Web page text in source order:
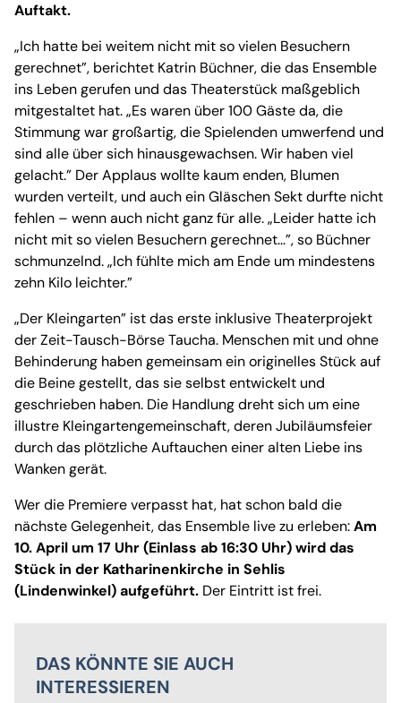
Auftakt.
„Ich hatte bei weitem nicht mit so vielen Besuchern
gerechnet”, berichtet Katrin Büchner, die das Ensemble
ins Leben gerufen und das Theaterstück maßgeblich
mitgestaltet hat. „Es waren über 100 Gäste da, die
Stimmung war großartig, die Spielenden umwerfend und
sind alle über sich hinausgewachsen. Wir haben viel
gelacht.” Der Applaus wollte kaum enden, Blumen
wurden verteilt, und auch ein Gläschen Sekt durfte nicht
fehlen – wenn auch nicht ganz für alle. „Leider hatte ich
nicht mit so vielen Besuchern gerechnet...”, so Büchner
schmunzelnd. „Ich fühlte mich am Ende um mindestens
zehn Kilo leichter.”
„Der Kleingarten” ist das erste inklusive Theaterprojekt
der Zeit-Tausch-Börse Taucha. Menschen mit und ohne
Behinderung haben gemeinsam ein originelles Stück auf
die Beine gestellt, das sie selbst entwickelt und
geschrieben haben. Die Handlung dreht sich um eine
illustre Kleingartengemeinschaft, deren Jubiläumsfeier
durch das plötzliche Auftauchen einer alten Liebe ins
Wanken gerät.
Wer die Premiere verpasst hat, hat schon bald die
nächste Gelegenheit, das Ensemble live zu erleben:Am
10. April um 17 Uhr (Einlass ab 16:30 Uhr) wird das
Stück in der Katharinenkirche in Sehlis
(Lindenwinkel) aufgeführt. Der Eintritt ist frei.
DAS KÖNNTE SIE AUCH
INTERESSIEREN